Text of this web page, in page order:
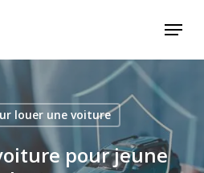
Menu
louer une voiture
pour jeune